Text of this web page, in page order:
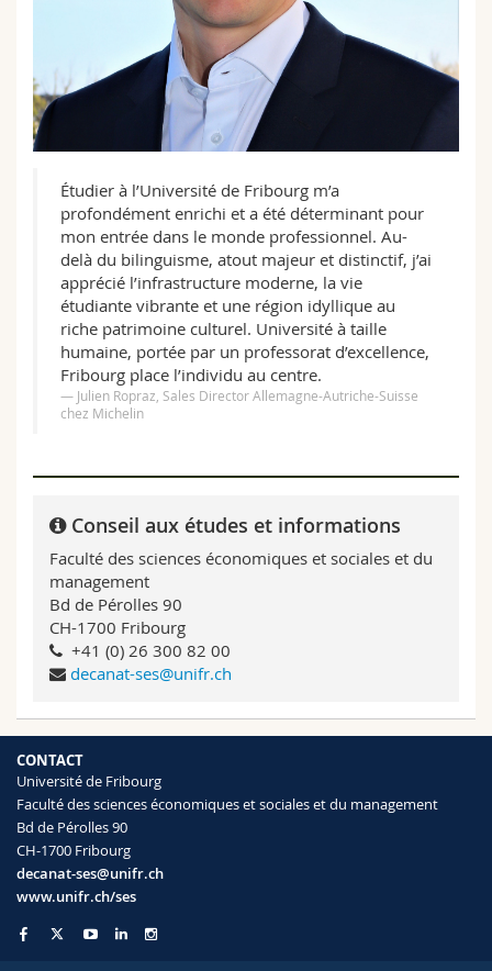
Étudier à l’Université de Fribourg m’a
profondément enrichi et a été déterminant pour
mon entrée dans le monde professionnel. Au-
delà du bilinguisme, atout majeur et distinctif, j’ai
apprécié l’infrastructure moderne, la vie
étudiante vibrante et une région idyllique au
riche patrimoine culturel. Université à taille
humaine, portée par un professorat d’excellence,
Fribourg place l’individu au centre.
Julien Ropraz, Sales Director Allemagne-Autriche-Suisse
chez Michelin
Conseil aux études et informations
Faculté des sciences économiques et sociales et du
management
Bd de Pérolles 90
CH-1700 Fribourg
+41 (0) 26 300 82 00
decanat-ses@unifr.ch
CONTACT
Université de Fribourg
Faculté des sciences économiques et sociales et du management
Bd de Pérolles 90
CH-1700 Fribourg
decanat-ses@unifr.ch
www.unifr.ch/ses